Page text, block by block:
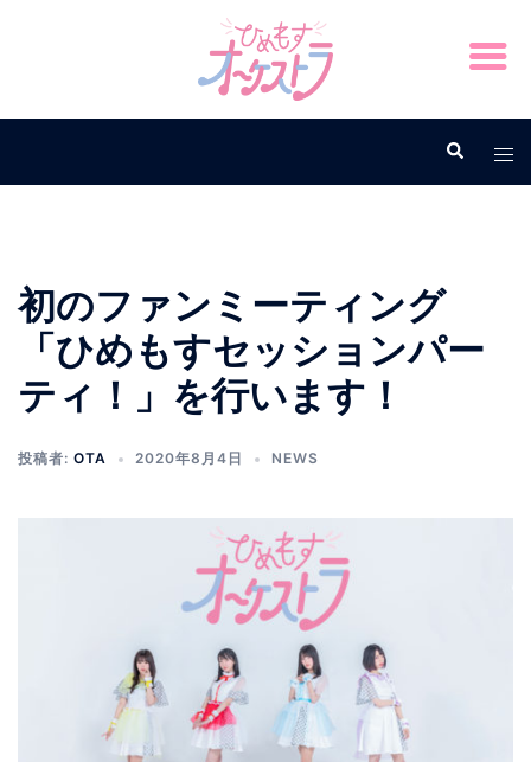
初のファンミーティング
「ひめもすセッションパー
ティ！」を行います！
投稿者: OTA 2020年8月4日 NEWS